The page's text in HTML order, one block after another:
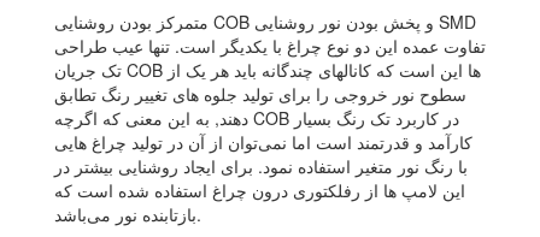
متمرکز بودن روشنایی COB و پخش بودن نور روشنایی SMD
تفاوت عمده این دو نوع چراغ با یکدیگر است. تنها عیب طراحی
تک جریان COB ها این است که کانالهای چندگانه باید هر یک از
سطوح نور خروجی را برای تولید جلوه های تغییر رنگ تطابق
دهند, به این معنی که اگرچه COB در کاربرد تک رنگ بسیار
کارآمد و قدرتمند است اما نمی‌توان از آن در تولید چراغ هایی
با رنگ نور متغیر استفاده نمود. برای ایجاد روشنایی بیشتر در
این لامپ ها از رفلکتوری درون چراغ استفاده شده است که
بازتابنده نور می‌باشد.